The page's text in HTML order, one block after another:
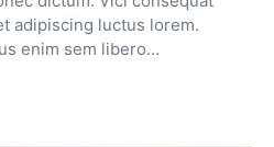
adipiscing luctus lorem.
enim sem libero…